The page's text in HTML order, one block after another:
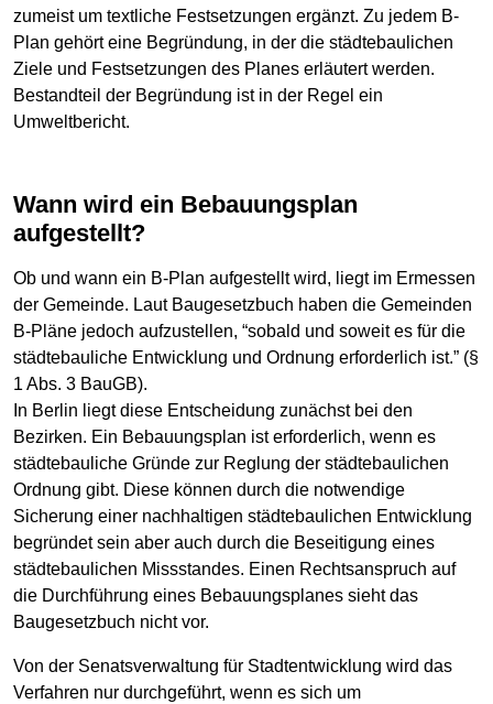
zumeist um textliche Festsetzungen ergänzt. Zu jedem B-
Plan gehört eine Begründung, in der die städtebaulichen
Ziele und Festsetzungen des Planes erläutert werden.
Bestandteil der Begründung ist in der Regel ein
Umweltbericht.
Wann wird ein Bebauungsplan
aufgestellt?
Ob und wann ein B-Plan aufgestellt wird, liegt im Ermessen
der Gemeinde. Laut Baugesetzbuch haben die Gemeinden
B-Pläne jedoch aufzustellen, “sobald und soweit es für die
städtebauliche Entwicklung und Ordnung erforderlich ist.” (§
1 Abs. 3 BauGB).
In Berlin liegt diese Entscheidung zunächst bei den
Bezirken. Ein Bebauungsplan ist erforderlich, wenn es
städtebauliche Gründe zur Reglung der städtebaulichen
Ordnung gibt. Diese können durch die notwendige
Sicherung einer nachhaltigen städtebaulichen Entwicklung
begründet sein aber auch durch die Beseitigung eines
städtebaulichen Missstandes. Einen Rechtsanspruch auf
die Durchführung eines Bebauungsplanes sieht das
Baugesetzbuch nicht vor.
Von der Senatsverwaltung für Stadtentwicklung wird das
Verfahren nur durchgeführt, wenn es sich um